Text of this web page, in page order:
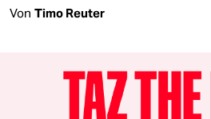
Von Timo Reuter